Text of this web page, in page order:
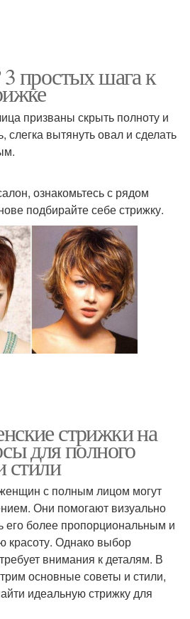
простых шага к
призваны скрыть полноту и
слегка вытянуть овал и сделать
ознакомьтесь с рядом
подбирайте себе стрижку.
стрижки на
для полного
стили
с полным лицом могут
Они помогают визуально
его более пропорциональным и
красоту. Однако выбор
внимания к деталям. В
основные советы и стили,
идеальную стрижку для